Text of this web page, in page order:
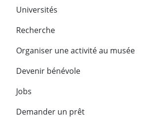
Universités
Recherche
Organiser une activité au musée
Devenir bénévole
Jobs
Demander un prêt